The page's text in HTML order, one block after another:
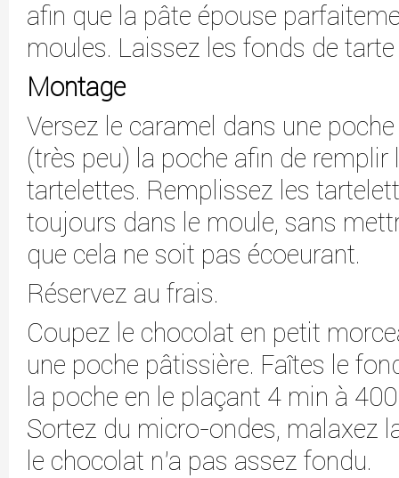
afin que la pâte épouse
moules. Laissez les fonds de
Montage
Versez le caramel dans une
(très peu) la poche afin de remplir
tartelettes. Remplissez les
toujours dans le moule, sans
que cela ne soit pas écoeurant.
Réservez au frais.
Coupez le chocolat en petit
une poche pâtissière. Faîtes le
la poche en le plaçant 4 min à
Sortez du micro-ondes, malaxez
le chocolat n'a pas assez fondu.